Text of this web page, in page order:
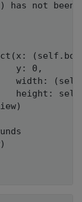
has not been
y: 0,
width:
height: